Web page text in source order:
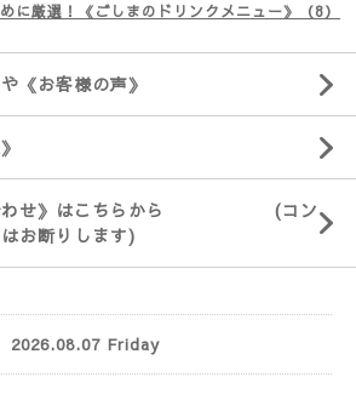
に厳選！《ごしまのドリンクメニュー》（8）
《お客様の声》
合わせ》はこちらから (コン
お断りします)
2026.08.07 Friday